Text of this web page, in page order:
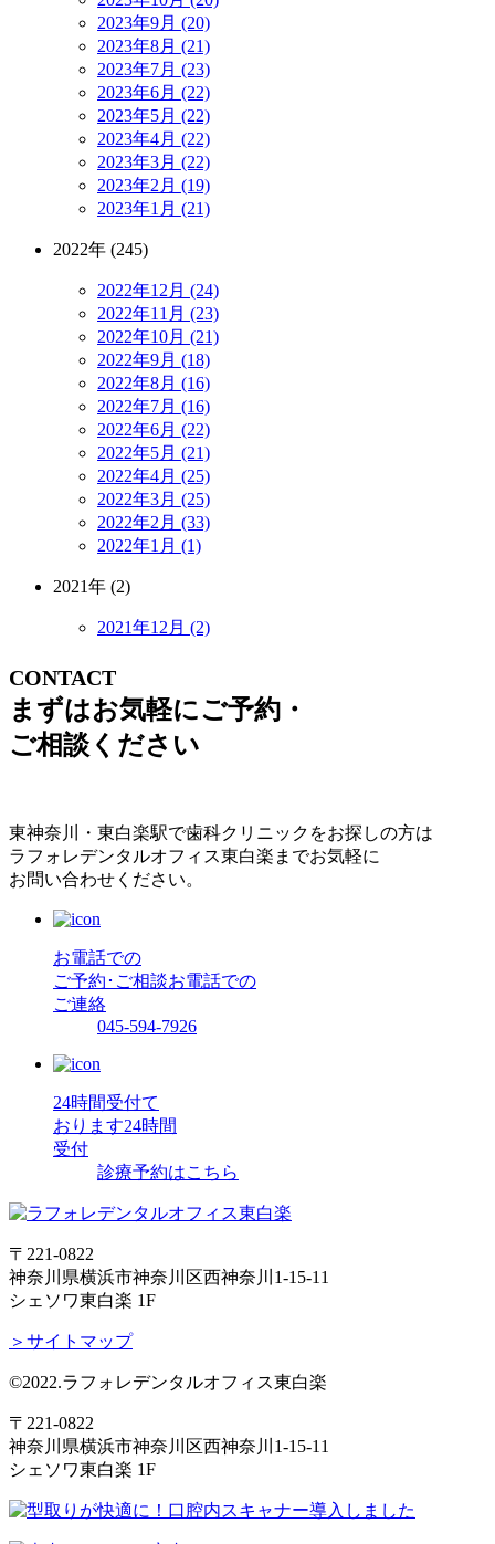
2023年9月 (20)
2023年8月 (21)
2023年7月 (23)
2023年6月 (22)
2023年5月 (22)
2023年4月 (22)
2023年3月 (22)
2023年2月 (19)
2023年1月 (21)
2022年 (245)
2022年12月 (24)
2022年11月 (23)
2022年10月 (21)
2022年9月 (18)
2022年8月 (16)
2022年7月 (16)
2022年6月 (22)
2022年5月 (21)
2022年4月 (25)
2022年3月 (25)
2022年2月 (33)
2022年1月 (1)
2021年 (2)
2021年12月 (2)
CONTACT
まずはお気軽にご予約・
ご相談ください
東神奈川・東白楽駅で歯科クリニックをお探しの方は
ラフォレデンタルオフィス東白楽までお気軽に
お問い合わせください。
お電話での
ご予約･ご相談お電話での
ご連絡
045-594-7926
24時間受付て
おります24時間
受付
診療予約はこちら
〒221-0822
神奈川県横浜市神奈川区西神奈川1-15-11
シェソワ東白楽 1F
＞サイトマップ
©2022.ラフォレデンタルオフィス東白楽
〒221-0822
神奈川県横浜市神奈川区西神奈川1-15-11
シェソワ東白楽 1F